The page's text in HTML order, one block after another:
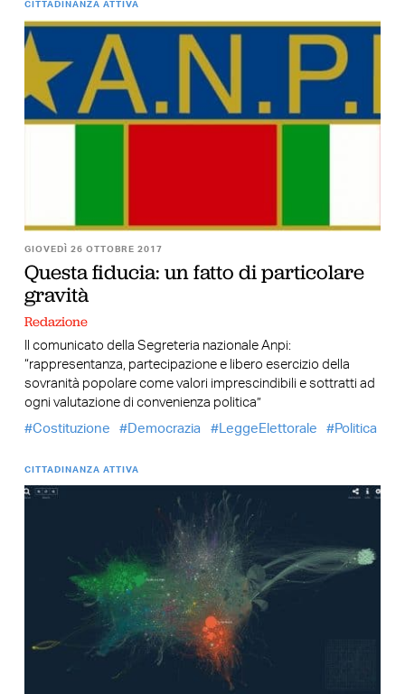
CITTADINANZA ATTIVA
GIOVEDÌ 26 OTTOBRE 2017
Questa fiducia: un fatto di particolare
gravità
Redazione
Il comunicato della Segreteria nazionale Anpi:
“rappresentanza, partecipazione e libero esercizio della
sovranità popolare come valori imprescindibili e sottratti ad
ogni valutazione di convenienza politica”
Costituzione
Democrazia LeggeElettorale Politica
CITTADINANZA ATTIVA